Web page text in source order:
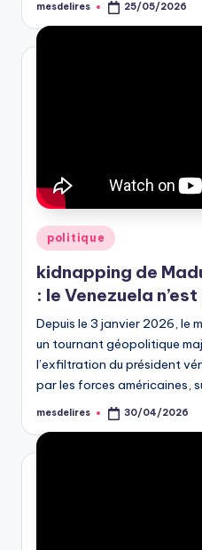
Posted
mesdelires 25/05/2026
Posted
in
politique
kidnapping de
: le Venezuela
Depuis le 3 janvier 2026, le
un tournant géopolitique
l’exfiltration du président
par les forces américaines,
Posted
mesdelires 30/04/2026